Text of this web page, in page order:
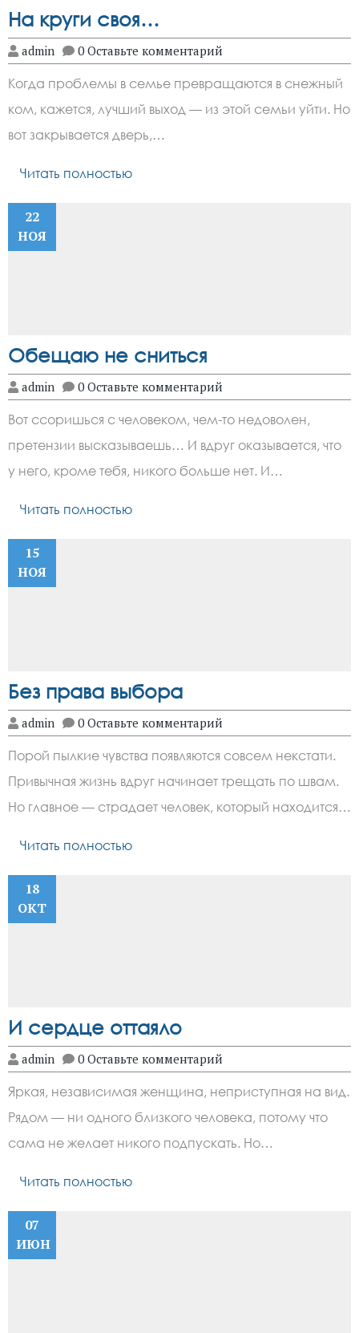
На круги своя…
admin 0 Оставьте комментарий
Когда проблемы в семье превращаются в снежный
ком, кажется, лучший выход — из этой семьи уйти. Но
вот закрывается дверь,…
Читать полностью
22
НОЯ
Обещаю не сниться
admin 0 Оставьте комментарий
Вот ссоришься с человеком, чем-то недоволен,
претензии высказываешь… И вдруг оказывается, что
у него, кроме тебя, никого больше нет. И…
Читать полностью
15
НОЯ
Без права выбора
admin 0 Оставьте комментарий
Порой пылкие чувства появляются совсем некстати.
Привычная жизнь вдруг начинает трещать по швам.
Но главное — страдает человек, который находится…
Читать полностью
18
ОКТ
И сердце оттаяло
admin 0 Оставьте комментарий
Яркая, независимая женщина, неприступная на вид.
Рядом — ни одного близкого человека, потому что
сама не желает никого подпускать. Но…
Читать полностью
07
ИЮН